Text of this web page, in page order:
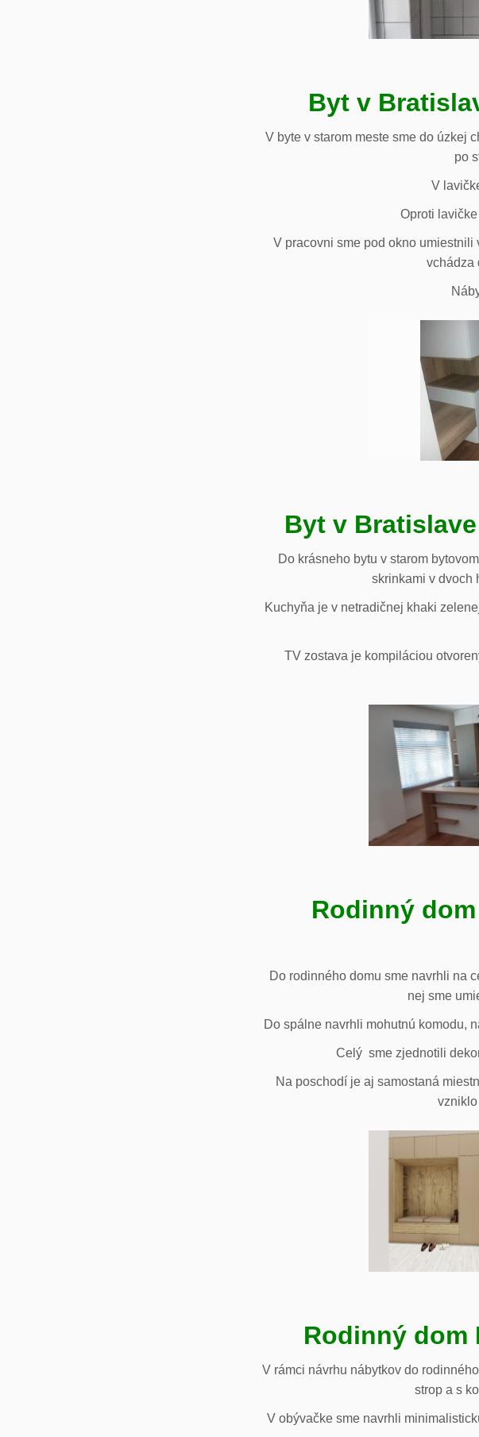
Byt v
V byte v starom meste sme do úzkej
po
V
Oproti
V pracovni sme pod okno
vchádza
Byt v
Do krásneho bytu v starom
skrinkami v dvoch
Kuchyňa je v netradičnej khaki
TV zostava je kompiláciou
Rodinný
Do rodinného domu sme navrhli na
nej sme
Do spálne navrhli mohutnú komodu,
Celý sme zjednotili
Na poschodí je aj samostaná
Rodinný dom
V rámci návrhu nábytkov do
strop a s
V obývačke sme navrhli